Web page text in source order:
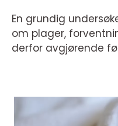
En grundig
om plager,
derfor avgjørende